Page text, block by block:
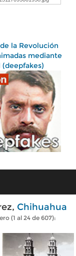
la Revolución
mediante
Chihuahua
(1 al 24 de 607):